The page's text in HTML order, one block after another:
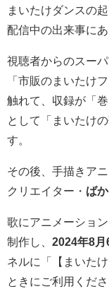
まいたけダンスの起
配信中の出来事にあ
視聴者からのスー
「市販のまいたけ
触れて、収録が「
として「まいたけ
す。
その後、手描きア
クリエイター・ ば
歌にアニメーショ
制作し、 2024年8月
ネルに「【まいた
ときにご利用くだ